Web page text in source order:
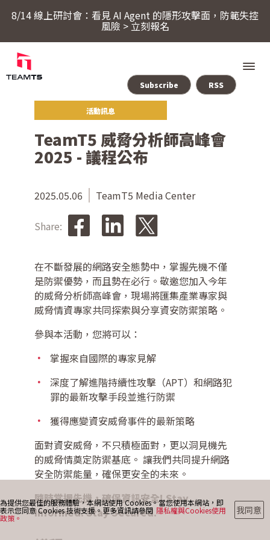
8/14 線上研討會：看見 AI Agent 的隱形攻擊面，防範失控
風險 > 立刻報名
關於 TeamT5
最新消息
部落格
活動訊息
Subscribe RSS
TeamT5 威脅分析師高峰會
2025 - 議程公布
2025.05.06 TeamT5 Media Center
Share:
在不斷發展的網路安全態勢中，掌握先機不僅
是防禦優勢，而且勢在必行。敬邀您加入今年
的威脅分析師高峰會，現場將匯集產業專家與
威脅情資專家共同探索與分享資安防禦策略。
參與本活動，您將可以：
掌握來自國際的專家見解
深度了解進階持續性攻擊（APT）和網路犯
罪的最新攻擊手段並進行防禦
獲得應變資安威脅事件的最新策略
面對資安威脅，不只積極面對，更以洞見機先
的威脅情奠定防禦基底。 讓我們共同提升網路
安全防禦能量，確保更安全的未來。
隨時掌握先機，確保資訊安全! Stay
Informed. Stay Secured.
為提供您最佳的服務體驗，本網站使用 Cookies。當您使用本網站，即
表示您同意 Cookies 技術支援。更多資訊請參閱 隱私權與Cookies使用
政策。
我同意